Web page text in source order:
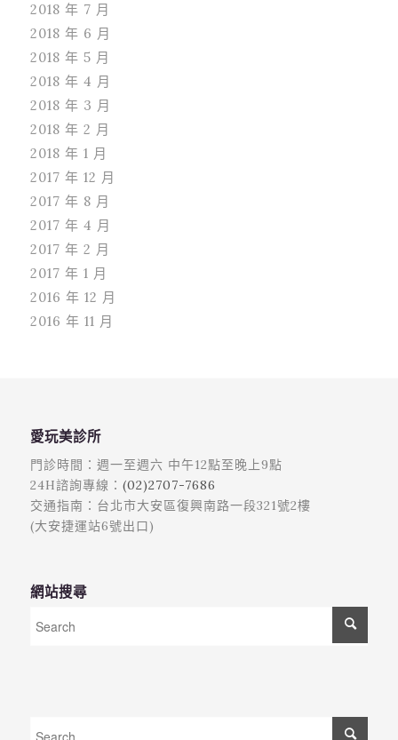
2018 年 7 月
2018 年 6 月
2018 年 5 月
2018 年 4 月
2018 年 3 月
2018 年 2 月
2018 年 1 月
2017 年 12 月
2017 年 8 月
2017 年 4 月
2017 年 2 月
2017 年 1 月
2016 年 12 月
2016 年 11 月
愛玩美診所
門診時間：週一至週六 中午12點至晚上9點
24H諮詢專線： (02)2707-7686
交通指南：台北市大安區復興南路一段321號2樓
(大安捷運站6號出口)
網站搜尋